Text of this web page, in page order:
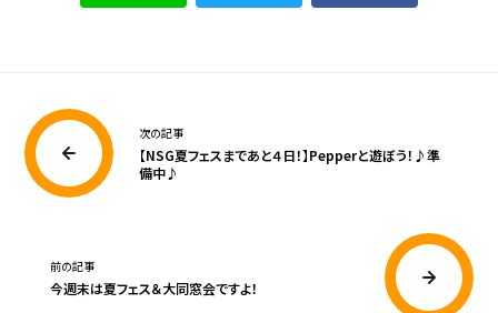
次の記事
【NSG夏フェスまであと４日！】Pepperと遊ぼう！♪準
備中♪
前の記事
今週末は夏フェス＆大同窓会ですよ！